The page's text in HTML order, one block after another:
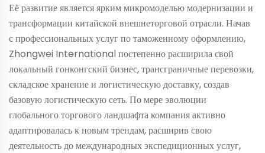
Её развитие является ярким микромоделью модернизации и
трансформации китайской внешнеторговой отрасли. Начав
с профессиональных услуг по таможенному оформлению,
Zhongwei International постепенно расширила свой
локальный гонконгский бизнес, трансграничные перевозки,
складское хранение и логистическую доставку, создав
базовую логистическую сеть. По мере эволюции
глобального торгового ландшафта компания активно
адаптировалась к новым трендам, расширив свою
деятельность до международных экспедиционных услуг,